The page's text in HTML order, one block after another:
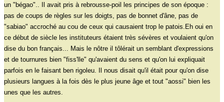
un "bégao".. Il avait pris à rebrousse-poil les principes de son époque :
pas de coups de règles sur les doigts, pas de bonnet d'âne, pas de
"sabiao" accroché au cou de ceux qui causaient trop le patois.Eh oui en
ce début de siècle les instituteurs étaient très sévères et voulaient qu'on
dise du bon français... Mais le nôtre il tôlérait un semblant d'expressions
et de tournures bien "fiss'lle" qu'avaient du sens et qu'on lui expliquait
parfois en le faisant ben rigoleu. Il nous disait qu'il était pour qu'on dise
plusieurs langues à la fois dès le plus jeune âge et tout "aossi" bien les
unes que les autres.